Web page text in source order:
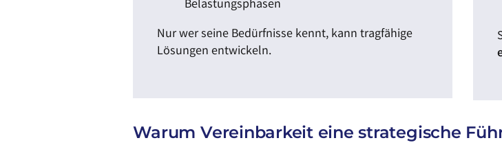
Belastungsphasen
Nur wer seine Bedürfnisse kennt, kann tragfähige
Lösungen entwickeln.
Warum Vereinbarkeit eine strategische